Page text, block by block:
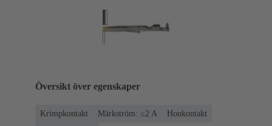
Översikt över egenskaper
Krimpkontakt Märkström: ≤2 A
Honkontakt